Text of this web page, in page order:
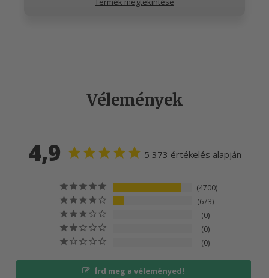
Vélemények
4,9 5 373 értékelés alapján
4700
673
0
0
0
Írd meg a véleményed!